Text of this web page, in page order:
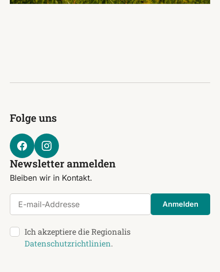
Folge uns
Newsletter anmelden
Bleiben wir in Kontakt.
E-mail-Addresse
Anmelden
Ich akzeptiere die Regionalis
Datenschutzrichtlinien.